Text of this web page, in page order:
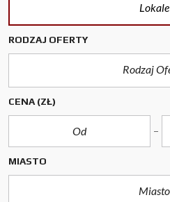
Lokale
RODZAJ OFERTY
Rodzaj
CENA (ZŁ)
MIASTO
Miasto